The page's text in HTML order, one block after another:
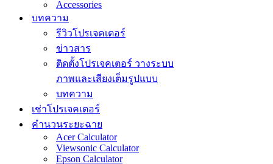
Accessories
บทความ
รีวิวโปรเจคเตอร์
ข่าวสาร
ติดตั้งโปรเจคเตอร์ วางระบบ
ภาพและเสียงเต็มรูปแบบ
บทความ
เช่าโปรเจคเตอร์
คำนวนระยะฉาย
Acer Calculator
Viewsonic Calculator
Epson Calculator